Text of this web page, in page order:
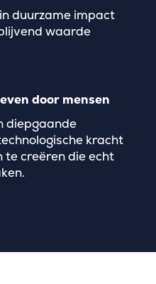
duurzame impact
waarde
door mensen
diepgaande
kracht
te creëren die echt